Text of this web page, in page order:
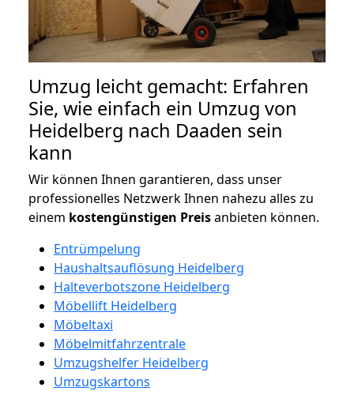
Umzug leicht gemacht: Erfahren
Sie, wie einfach ein Umzug von
Heidelberg nach Daaden sein
kann
Wir können Ihnen garantieren, dass unser
professionelles Netzwerk Ihnen nahezu alles zu
einem kostengünstigen Preisanbieten können.
Entrümpelung
Haushaltsauflösung Heidelberg
Halteverbotszone Heidelberg
Möbellift Heidelberg
Möbeltaxi
Möbelmitfahrzentrale
Umzugshelfer Heidelberg
Umzugskartons